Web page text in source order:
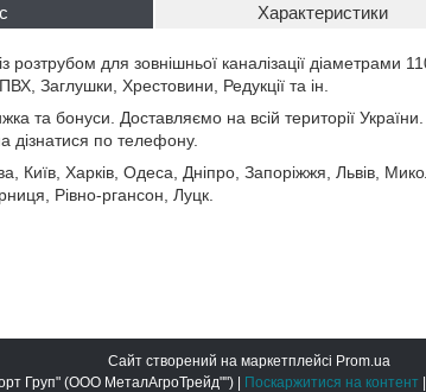
Характеристики
розтрубом для зовнішньої каналізації діаметрами
Заглушки, Хрестовини, Редукції та ін.
та бонуси. Доставляємо на всій території
дізнатися по телефону.
Київ, Харків, Одеса, Дніпро, Запоріжжя, Львів,
Рівно-ргансон, Луцк.
Сайт створений на маркетплейсі Prom.ua
Поскаржитися на контент